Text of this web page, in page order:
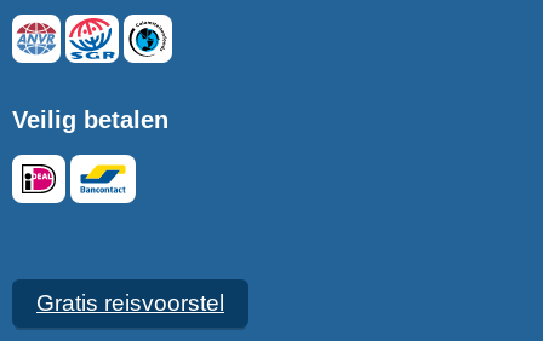
Veilig betalen
Gratis reisvoorstel